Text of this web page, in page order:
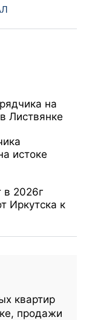
на
Листвянке
истоке
в 2026г
Иркутска к
квартир
продажи